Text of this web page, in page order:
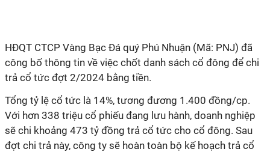
HĐQT CTCP Vàng Bạc Đá quý Phú Nhuận (Mã: PNJ) đã
công bố thông tin về việc chốt danh sách cổ đông để chi
trả cổ tức đợt 2/2024 bằng tiền.
Tổng tỷ lệ cổ tức là 14%, tương đương 1.400 đồng/cp.
Với hơn 338 triệu cổ phiếu đang lưu hành, doanh nghiệp
sẽ chi khoảng 473 tỷ đồng trả cổ tức cho cổ đông. Sau
đợt chi trả này, công ty sẽ hoàn toàn bộ kế hoạch trả cổ